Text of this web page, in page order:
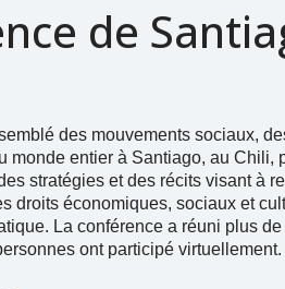
de
des mouvements sociaux,
monde entier à Santiago, au Chili,
stratégies et des récits visant à
droits économiques, sociaux et
La conférence a réuni plus
ont participé virtuellement.